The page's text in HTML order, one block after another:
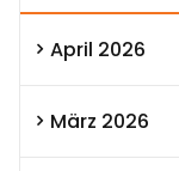
April 2026
März 2026